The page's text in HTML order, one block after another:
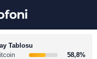
Tablosu
58,8%